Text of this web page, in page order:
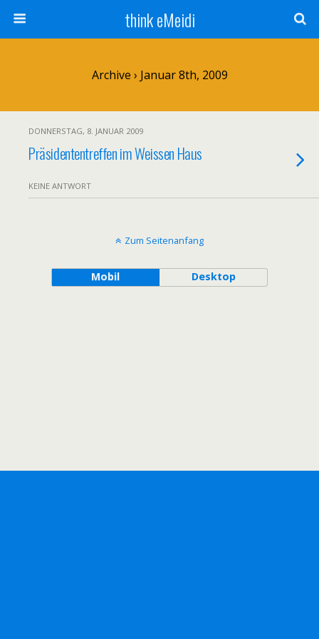
think eMeidi
Archive › Januar 8th, 2009
DONNERSTAG, 8. JANUAR 2009
Präsidententreffen im Weissen Haus
KEINE ANTWORT
Zum Seitenanfang
Mobil Desktop